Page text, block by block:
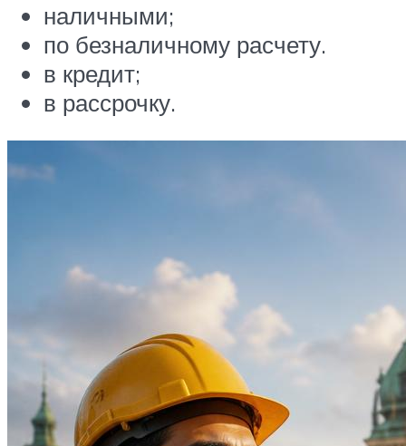
наличными;
по безналичному расчету.
в кредит;
в рассрочку.